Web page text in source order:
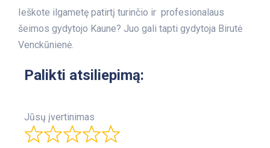
Ieškote ilgametę patirtį turinčio ir profesionalaus
šeimos gydytojo Kaune? Juo gali tapti gydytoja Birutė
Venckūnienė.
Palikti atsiliepimą:
Jūsų įvertinimas